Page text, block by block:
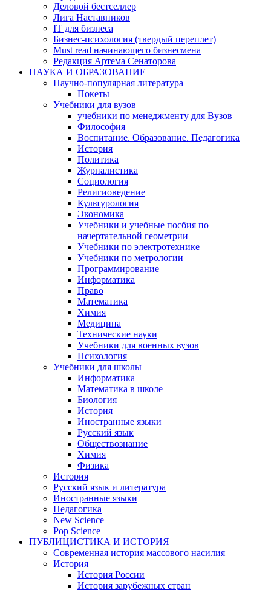
Деловой бестселлер
Лига Наставников
IT для бизнеса
Бизнес-психология (твердый переплет)
Must read начинающего бизнесмена
Редакция Артема Сенаторова
НАУКА И ОБРАЗОВАНИЕ
Научно-популярная литература
Покеты
Учебники для вузов
учебники по менеджменту для Вузов
Философия
Воспитание. Образование. Педагогика
История
Политика
Журналистика
Социология
Религиоведение
Культурология
Экономика
Учебники и учебные посбия по
начертательной геометрии
Учебники по электротехнике
Учебники по метрологии
Программирование
Информатика
Право
Математика
Химия
Медицина
Технические науки
Учебники для военных вузов
Психология
Учебники для школы
Информатика
Математика в школе
Биология
История
Иностранные языки
Русский язык
Обществознание
Химия
Физика
История
Русский язык и литература
Иностранные языки
Педагогика
New Science
Pop Science
ПУБЛИЦИСТИКА И ИСТОРИЯ
Современная история массового насилия
История
История России
История зарубежных стран